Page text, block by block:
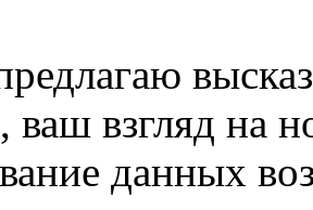
взгляд на
данных